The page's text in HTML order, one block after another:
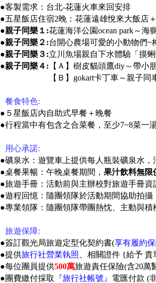
●客製需求：台北-花蓮火車來回安排
●五星飯店住宿2晚：花蓮遠雄悅來大飯 店
●親子同樂１:花蓮海洋公園ocean park～
●親子同樂２:台開心農場可愛的小動物們~
●親子同樂３:立川魚場親自下水體驗「摸
●親子同樂４: 【Ａ】樹皮貓頭鷹diy～帶小
【Ｂ】gokart卡丁車～親子
餐食特色:
●５星飯店內自助式早餐＋晚餐
●行程當中有包含之合菜餐，至少7~8菜一
用心承諾:
●礦泉水：遊覽車上提供每人瓶裝礦泉水，
●桌餐果暢：午晚桌餐期間， 果汁飲料無限
●旅遊手冊：活動前與主辦校對旅遊手冊資
●遊程回憶：隨團領隊於活動期間協助拍
●專業領隊：隨團領隊帶團熱忱、主動與
旅遊保障:
●簽訂觀光局旅遊定型化契約書(享有履約
●提供旅行社營業執照 、相關證件 {給予
●每位團員提供500萬旅遊責任保險(含20萬
●團費繳付採取
『旅行社帳號』 電匯付款 (